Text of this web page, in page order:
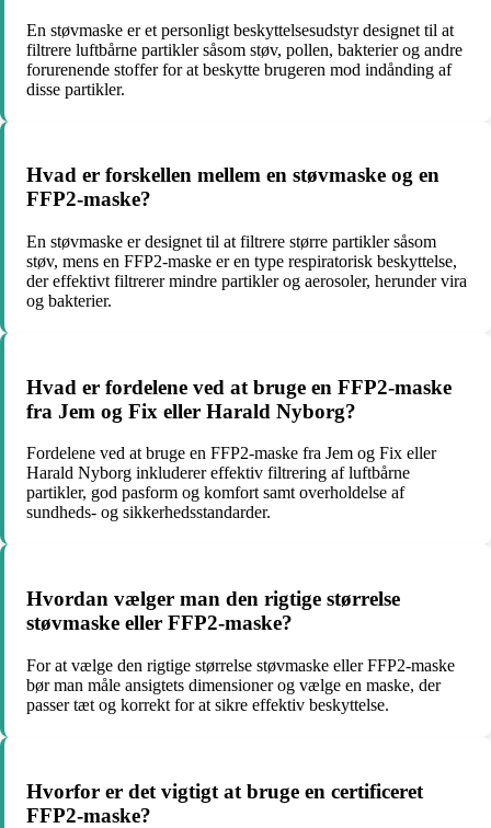
En støvmaske er et personligt beskyttelsesudstyr designet til at
filtrere luftbårne partikler såsom støv, pollen, bakterier og andre
forurenende stoffer for at beskytte brugeren mod indånding af
disse partikler.
Hvad er forskellen mellem en støvmaske og en
FFP2-maske?
En støvmaske er designet til at filtrere større partikler såsom
støv, mens en FFP2-maske er en type respiratorisk beskyttelse,
der effektivt filtrerer mindre partikler og aerosoler, herunder vira
og bakterier.
Hvad er fordelene ved at bruge en FFP2-maske
fra Jem og Fix eller Harald Nyborg?
Fordelene ved at bruge en FFP2-maske fra Jem og Fix eller
Harald Nyborg inkluderer effektiv filtrering af luftbårne
partikler, god pasform og komfort samt overholdelse af
sundheds- og sikkerhedsstandarder.
Hvordan vælger man den rigtige størrelse
støvmaske eller FFP2-maske?
For at vælge den rigtige størrelse støvmaske eller FFP2-maske
bør man måle ansigtets dimensioner og vælge en maske, der
passer tæt og korrekt for at sikre effektiv beskyttelse.
Hvorfor er det vigtigt at bruge en certificeret
FFP2-maske?